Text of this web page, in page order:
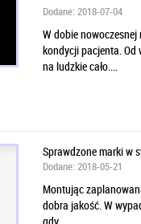
Dodane: 2018-07-04
W dobie
kondycji pacjenta. Od
na ludzkie cało....
Sprawdzone marki w
Dodane: 2018-05-21
Montując
dobra jakość. W